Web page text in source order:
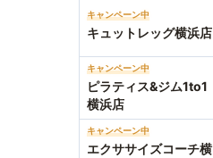
キャンペーン中
キュットレッグ横浜店
キャンペーン中
ピラティス&ジム1to1
横浜店
キャンペーン中
エクササイズコーチ横